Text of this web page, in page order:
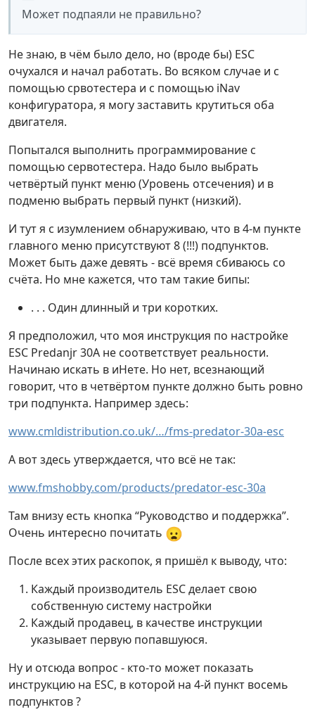
Может подпаяли не правильно?
Не знаю, в чём было дело, но (вроде бы) ESC
очухался и начал работать. Во всяком случае и с
помощью срвотестера и с помощью iNav
конфигуратора, я могу заставить крутиться оба
двигателя.
Попытался выполнить программирование с
помощью сервотестера. Надо было выбрать
четвёртый пункт меню (Уровень отсечения) и в
подменю выбрать первый пункт (низкий).
И тут я с изумлением обнаруживаю, что в 4-м пункте
главного меню присутствуют 8 (!!!) подпунктов.
Может быть даже девять - всё время сбиваюсь со
счёта. Но мне кажется, что там такие бипы:
. . . Один длинный и три коротких.
Я предположил, что моя инструкция по настройке
ESC Predanjr 30A не соответствует реальности.
Начинаю искать в иНете. Но нет, всезнающий
говорит, что в четвёртом пункте должно быть ровно
три подпункта. Например здесь:
www.cmldistribution.co.uk/…/fms-predator-30a-esc
А вот здесь утверждается, что всё не так:
www.fmshobby.com/products/predator-esc-30a
Там внизу есть кнопка “Руководство и поддержка”.
Очень интересно почитать 😦
После всех этих раскопок, я пришёл к выводу, что:
Каждый производитель ESC делает свою
собственную систему настройки
Каждый продавец, в качестве инструкции
указывает первую попавшуюся.
Ну и отсюда вопрос - кто-то может показать
инструкцию на ESC, в которой на 4-й пункт восемь
подпунктов ?